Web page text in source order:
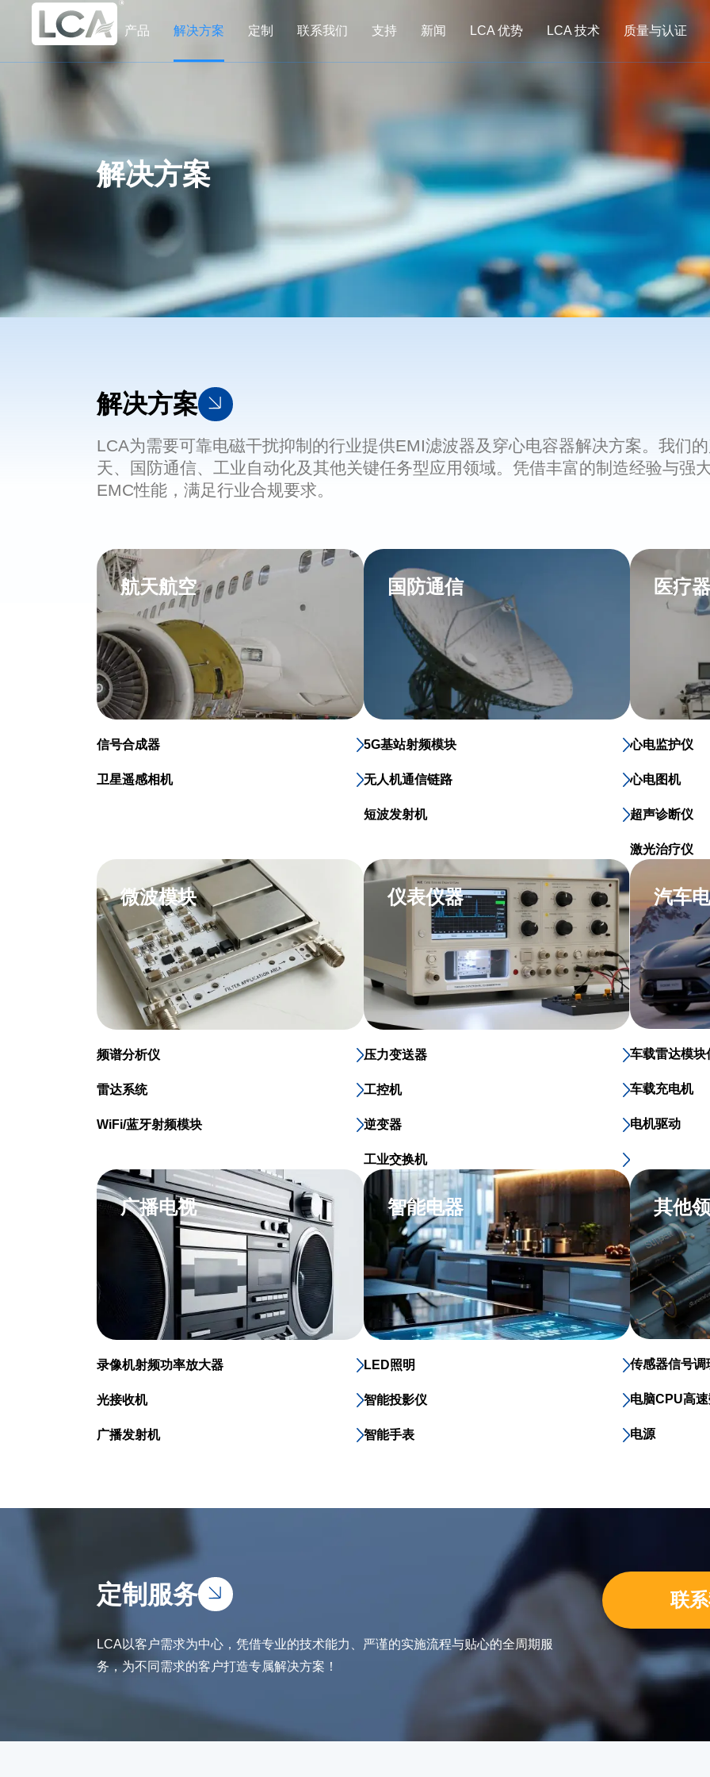
产品 解决方案 定制 联系我们 支持 新闻 LCA 优势 LCA 技术 质量与认证
解决方案
解决方案
LCA为需要可靠电磁干扰抑制的行业提供EMI滤波器及穿心电容器解决方案。我们
天、国防通信、工业自动化及其他关键任务型应用领域。凭借丰富的制造经验与强
EMC性能，满足行业合规要求。
航天航空
信号合成器
卫星遥感相机
国防通信
5G基站射频模块
无人机通信链路
短波发射机
医疗
心电监护仪
心电图机
超声诊断仪
激光治疗仪
微波模块
频谱分析仪
雷达系统
WiFi/蓝牙射频模块
仪表仪器
压力变送器
工控机
逆变器
工业交换机
汽车
车载雷达模
车载充电机
电机驱动
广播电视
录像机射频功率放大器
光接收机
广播发射机
智能电器
LED照明
智能投影仪
智能手表
其他
传感器信号调
电脑CPU高
电源
定制服务
LCA以客户需求为中心，凭借专业的技术能力、严谨的实施流程与贴心的全周期服
务，为不同需求的客户打造专属解决方案！
联